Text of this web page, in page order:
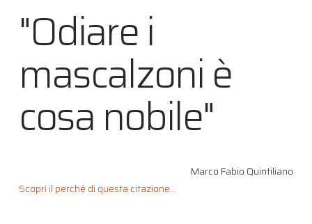
"Odiare i
mascalzoni è
cosa nobile"
Marco Fabio Quintiliano
Scopri il perché di questa citazione...